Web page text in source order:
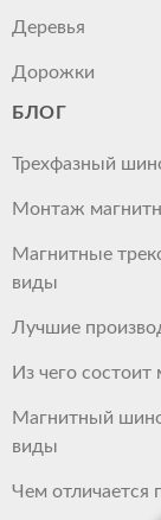
Деревья
Дорожки
БЛОГ
Трехфазный
Монтаж
Магнитные
виды
Лучшие
Из чего
Магнитный
виды
Чем отличается